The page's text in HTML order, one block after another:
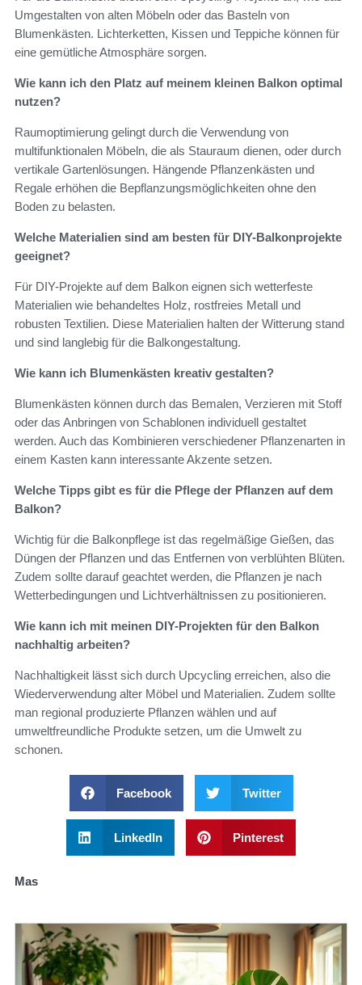
Umgestalten von alten Möbeln oder das Basteln von
Blumenkästen. Lichterketten, Kissen und Teppiche können für
eine gemütliche Atmosphäre sorgen.
Wie kann ich den Platz auf meinem kleinen Balkon optimal
nutzen?
Raumoptimierung gelingt durch die Verwendung von
multifunktionalen Möbeln, die als Stauraum dienen, oder durch
vertikale Gartenlösungen. Hängende Pflanzenkästen und
Regale erhöhen die Bepflanzungsmöglichkeiten ohne den
Boden zu belasten.
Welche Materialien sind am besten für DIY-Balkonprojekte
geeignet?
Für DIY-Projekte auf dem Balkon eignen sich wetterfeste
Materialien wie behandeltes Holz, rostfreies Metall und
robusten Textilien. Diese Materialien halten der Witterung stand
und sind langlebig für die Balkongestaltung.
Wie kann ich Blumenkästen kreativ gestalten?
Blumenkästen können durch das Bemalen, Verzieren mit Stoff
oder das Anbringen von Schablonen individuell gestaltet
werden. Auch das Kombinieren verschiedener Pflanzenarten in
einem Kasten kann interessante Akzente setzen.
Welche Tipps gibt es für die Pflege der Pflanzen auf dem
Balkon?
Wichtig für die Balkonpflege ist das regelmäßige Gießen, das
Düngen der Pflanzen und das Entfernen von verblühten Blüten.
Zudem sollte darauf geachtet werden, die Pflanzen je nach
Wetterbedingungen und Lichtverhältnissen zu positionieren.
Wie kann ich mit meinen DIY-Projekten für den Balkon
nachhaltig arbeiten?
Nachhaltigkeit lässt sich durch Upcycling erreichen, also die
Wiederverwendung alter Möbel und Materialien. Zudem sollte
man regional produzierte Pflanzen wählen und auf
umweltfreundliche Produkte setzen, um die Umwelt zu
schonen.
Facebook Twitter
LinkedIn Pinterest
Mas